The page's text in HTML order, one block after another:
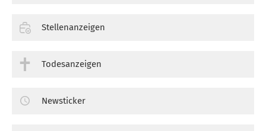
Stellenanzeigen
Todesanzeigen
Newsticker